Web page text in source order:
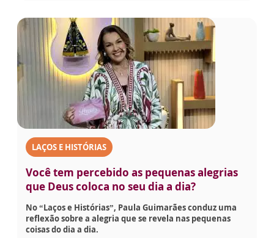
LAÇOS E HISTÓRIAS
Você tem percebido as pequenas alegrias
que Deus coloca no seu dia a dia?
No “Laços e Histórias”, Paula Guimarães conduz uma
reflexão sobre a alegria que se revela nas pequenas
coisas do dia a dia.